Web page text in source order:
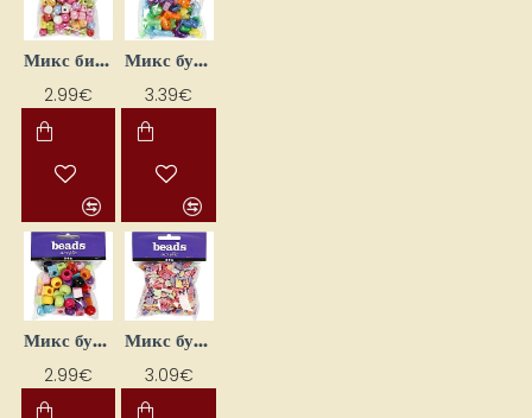
Микс бисера — кубические бусины (60 г)
2.99€
Микс бусин — животные (125 мл)
3.39€
Микс бусин — круглые и кубические (75 г)
2.99€
Микс бусин — ракушки (110 г)
3.09€